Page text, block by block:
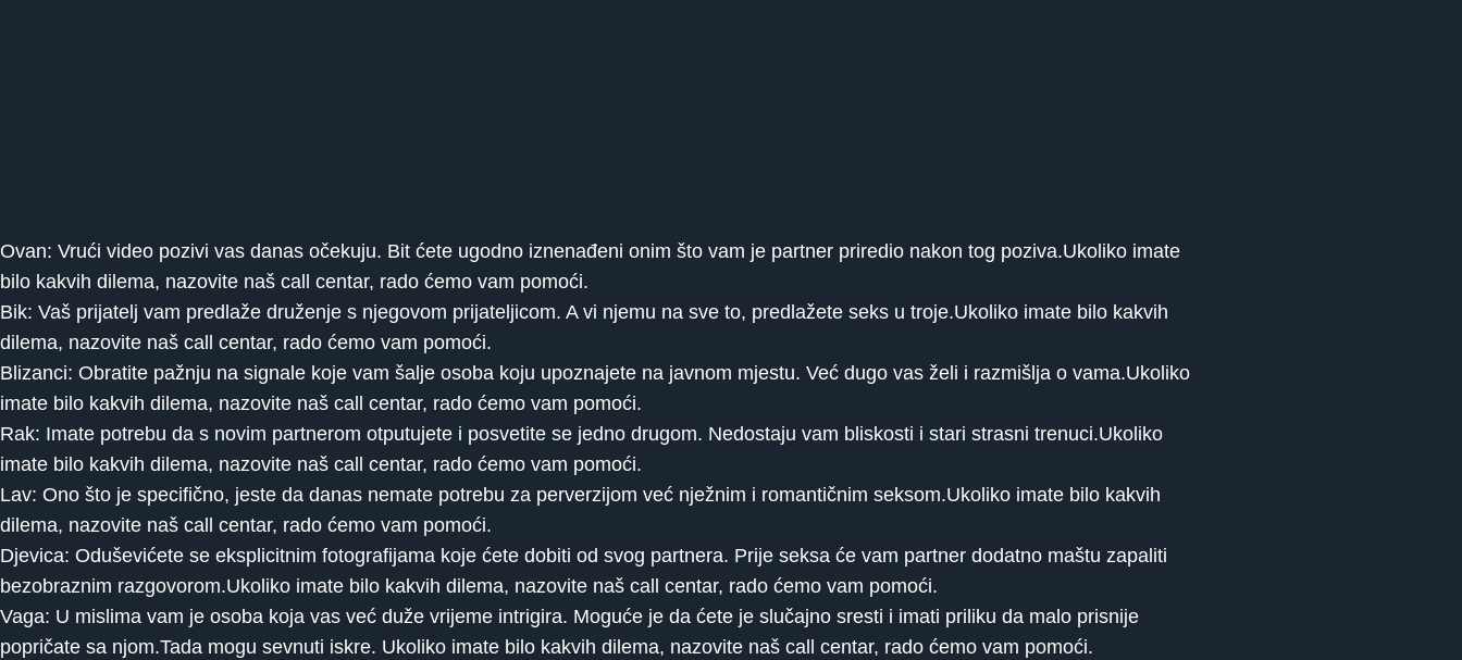
Ovan: Vrući video pozivi vas danas očekuju. Bit ćete ugodno iznenađeni onim što vam je partner priredio nakon tog poziva.Ukoliko imate
bilo kakvih dilema, nazovite naš call centar, rado ćemo vam pomoći.
Bik: Vaš prijatelj vam predlaže druženje s njegovom prijateljicom. A vi njemu na sve to, predlažete seks u troje.Ukoliko imate bilo kakvih
dilema, nazovite naš call centar, rado ćemo vam pomoći.
Blizanci: Obratite pažnju na signale koje vam šalje osoba koju upoznajete na javnom mjestu. Već dugo vas želi i razmišlja o vama.Ukoliko
imate bilo kakvih dilema, nazovite naš call centar, rado ćemo vam pomoći.
Rak: Imate potrebu da s novim partnerom otputujete i posvetite se jedno drugom. Nedostaju vam bliskosti i stari strasni trenuci.Ukoliko
imate bilo kakvih dilema, nazovite naš call centar, rado ćemo vam pomoći.
Lav: Ono što je specifično, jeste da danas nemate potrebu za perverzijom već nježnim i romantičnim seksom.Ukoliko imate bilo kakvih
dilema, nazovite naš call centar, rado ćemo vam pomoći.
Djevica: Oduševićete se eksplicitnim fotografijama koje ćete dobiti od svog partnera. Prije seksa će vam partner dodatno maštu zapaliti
bezobraznim razgovorom.Ukoliko imate bilo kakvih dilema, nazovite naš call centar, rado ćemo vam pomoći.
Vaga: U mislima vam je osoba koja vas već duže vrijeme intrigira. Moguće je da ćete je slučajno sresti i imati priliku da malo prisnije
popričate sa njom.Tada mogu sevnuti iskre. Ukoliko imate bilo kakvih dilema, nazovite naš call centar, rado ćemo vam pomoći.